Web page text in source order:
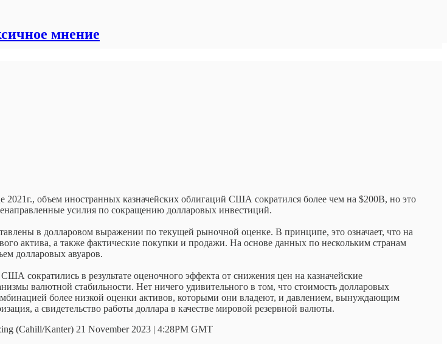
мнение
объем иностранных казначейских облигаций США сократился более чем на $200B, но это
усилия по сокращению долларовых инвестиций.
в долларовом выражении по текущей рыночной оценке. В принципе, это означает, что на
актива, а также фактические покупки и продажи. На основе данных по нескольким странам
долларовых авуаров.
сократились в результате оценочного эффекта от снижения цен на казначейские
валютной стабильности. Нет ничего удивительного в том, что стоимость долларовых
более низкой оценки активов, которыми они владеют, и давлением, вынуждающим
а свидетельство работы доллара в качестве мировой резервной валюты.
(Cahill/Kanter) 21 November 2023 | 4:28PM GMT